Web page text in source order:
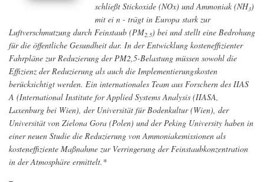
schließt Stickoxide (NOx) und Ammoniak (NH3)
mit ei n - trägt in Europa stark zur
Luftverschmutzung durch Feinstaub (PM2.5) bei und stellt eine Bedrohung
für die öffentliche Gesundheit dar. In der Entwicklung kosteneffizienter
Fahrpläne zur Reduzierung der PM2,5-Belastung müssen sowohl die
Effizienz der Reduzierung als auch die Implementierungskosten
berücksichtigt werden. Ein internationales Team aus Forschern des IIAS
A (International Institute for Applied Systems Analysis (IIASA,
Laxenburg bei Wien), der Universität für Bodenkultur (Wien), der
Universität von Zielona Gora (Polen) und der Peking University haben in
einer neuen Studie die Reduzierung von Ammoniakemissionen als
kosteneffiziente Maßnahme zur Verringerung der Feinstaubkonzentration
in der Atmosphäre ermittelt.*